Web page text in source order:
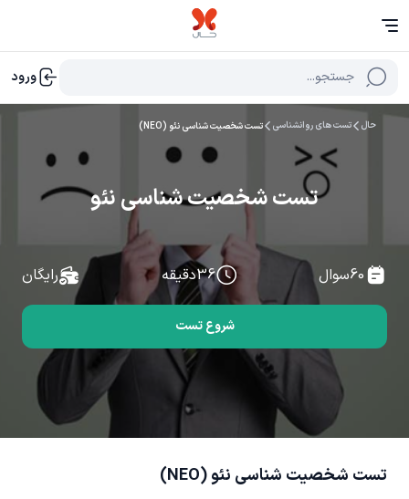
جستجو... ورود
حال تست های روانشناسی تست شخصیت شناسی نئو (NEO)
تست شخصیت شناسی نئو
(NEO)
60سوال 36دقیقه رایگان
شروع تست
تست شخصیت شناسی نئو (NEO)